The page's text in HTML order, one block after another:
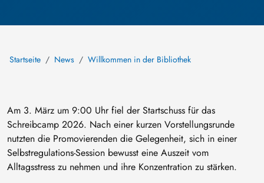
Startseite News Willkommen in der Bibliothek
Am 3. März um 9:00 Uhr fiel der Startschuss für das
Schreibcamp 2026. Nach einer kurzen Vorstellungsrunde
nutzten die Promovierenden die Gelegenheit, sich in einer
Selbstregulations-Session bewusst eine Auszeit vom
Alltagsstress zu nehmen und ihre Konzentration zu stärken.